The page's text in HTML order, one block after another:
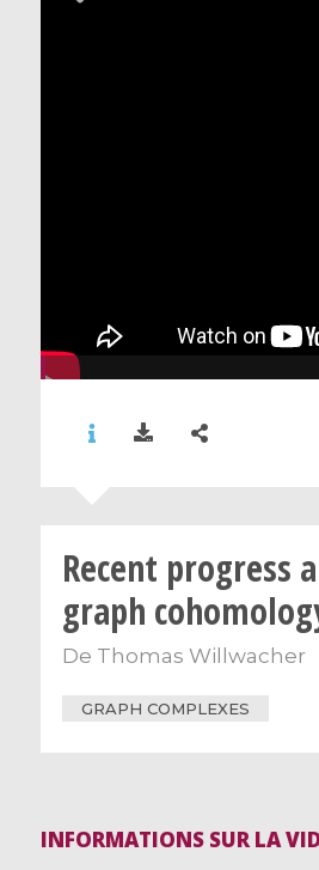
Recent progress
graph
De Thomas Willwacher
GRAPH COMPLEXES
INFORMATIONS SUR LA